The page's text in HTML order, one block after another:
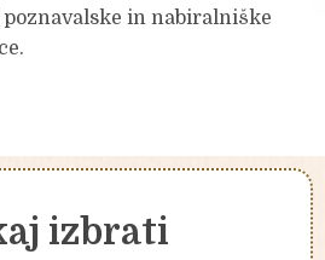
in nabiralniške
izbrati